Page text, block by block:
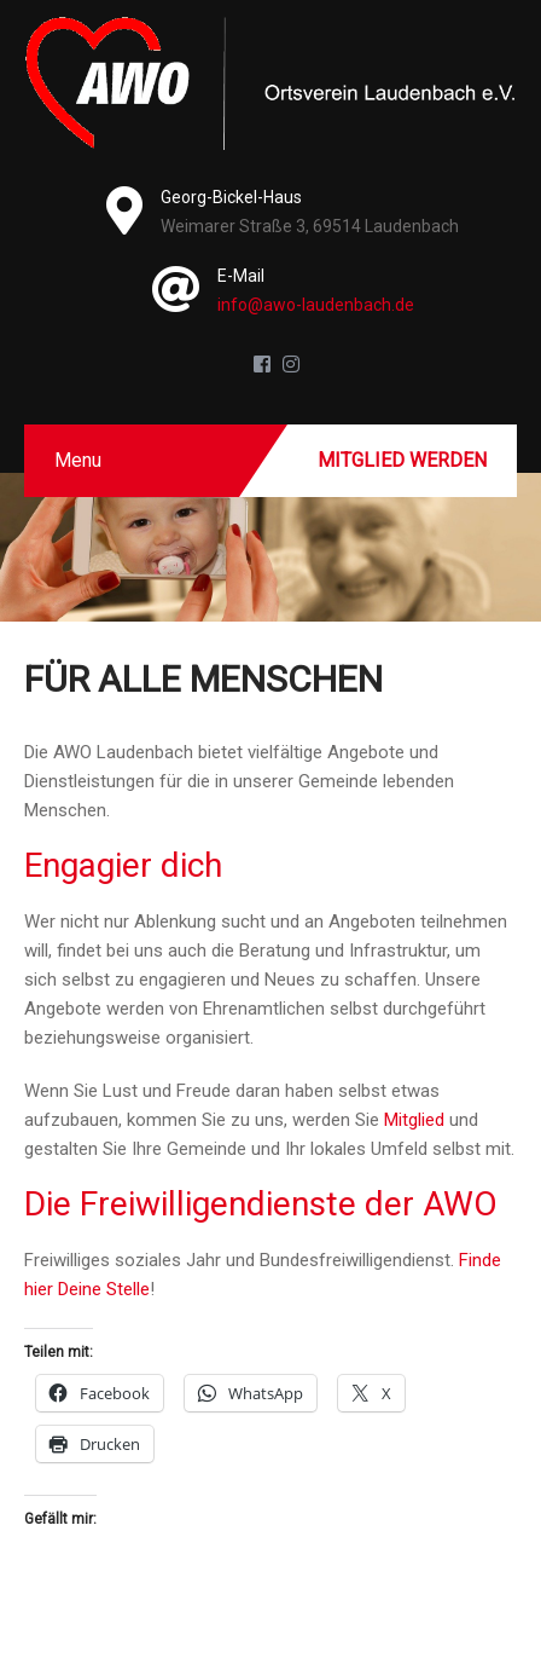
Georg-Bickel-Haus
Weimarer Straße 3, 69514 Laudenbach
E-Mail
info@awo-laudenbach.de
Menu MITGLIED WERDEN
FÜR ALLE MENSCHEN
Die AWO Laudenbach bietet vielfältige Angebote und
Dienstleistungen für die in unserer Gemeinde lebenden
Menschen.
Engagier dich
Wer nicht nur Ablenkung sucht und an Angeboten teilnehmen
will, findet bei uns auch die Beratung und Infrastruktur, um
sich selbst zu engagieren und Neues zu schaffen. Unsere
Angebote werden von Ehrenamtlichen selbst durchgeführt
beziehungsweise organisiert.
Wenn Sie Lust und Freude daran haben selbst etwas
aufzubauen, kommen Sie zu uns, werden Sie Mitglied und
gestalten Sie Ihre Gemeinde und Ihr lokales Umfeld selbst mit.
Die Freiwilligendienste der AWO
Freiwilliges soziales Jahr und Bundesfreiwilligendienst. Finde
hier Deine Stelle!
Teilen mit:
Facebook WhatsApp X
Drucken
Gefällt mir: